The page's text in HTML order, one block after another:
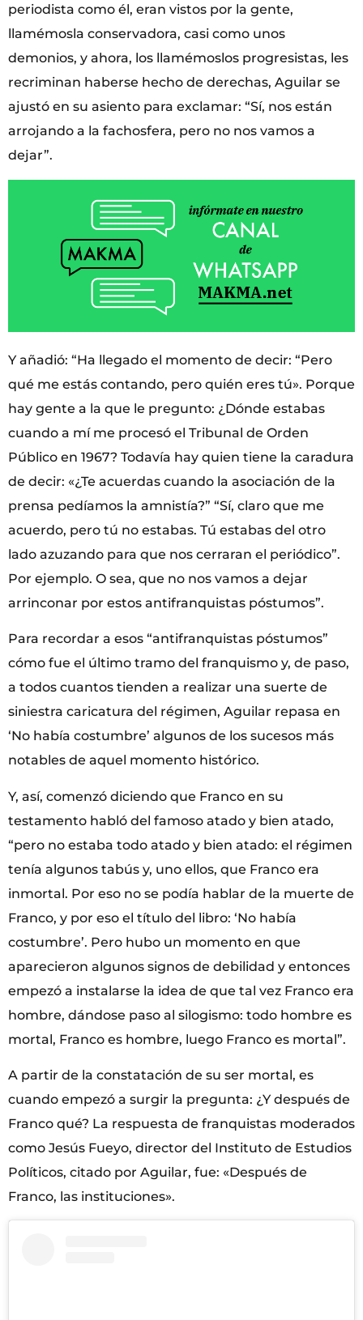
periodista como él, eran vistos por la gente,
llamémosla conservadora, casi como unos
demonios, y ahora, los llamémoslos progresistas, les
recriminan haberse hecho de derechas, Aguilar se
ajustó en su asiento para exclamar: “Sí, nos están
arrojando a la fachosfera, pero no nos vamos a
dejar”.
Y añadió: “Ha llegado el momento de decir: “Pero
qué me estás contando, pero quién eres tú». Porque
hay gente a la que le pregunto: ¿Dónde estabas
cuando a mí me procesó el Tribunal de Orden
Público en 1967? Todavía hay quien tiene la caradura
de decir: «¿Te acuerdas cuando la asociación de la
prensa pedíamos la amnistía?” “Sí, claro que me
acuerdo, pero tú no estabas. Tú estabas del otro
lado azuzando para que nos cerraran el periódico”.
Por ejemplo. O sea, que no nos vamos a dejar
arrinconar por estos antifranquistas póstumos”.
Para recordar a esos “antifranquistas póstumos”
cómo fue el último tramo del franquismo y, de paso,
a todos cuantos tienden a realizar una suerte de
siniestra caricatura del régimen, Aguilar repasa en
‘No había costumbre’ algunos de los sucesos más
notables de aquel momento histórico.
Y, así, comenzó diciendo que Franco en su
testamento habló del famoso atado y bien atado,
“pero no estaba todo atado y bien atado: el régimen
tenía algunos tabús y, uno ellos, que Franco era
inmortal. Por eso no se podía hablar de la muerte de
Franco, y por eso el título del libro: ‘No había
costumbre’. Pero hubo un momento en que
aparecieron algunos signos de debilidad y entonces
empezó a instalarse la idea de que tal vez Franco era
hombre, dándose paso al silogismo: todo hombre es
mortal, Franco es hombre, luego Franco es mortal”.
A partir de la constatación de su ser mortal, es
cuando empezó a surgir la pregunta: ¿Y después de
Franco qué? La respuesta de franquistas moderados
como Jesús Fueyo, director del Instituto de Estudios
Políticos, citado por Aguilar, fue: «Después de
Franco, las instituciones».